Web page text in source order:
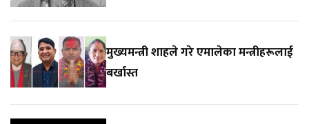
मुख्यमन्त्री शाहले गरे एमालेका मन्त्रीहरूलाई
बर्खास्त